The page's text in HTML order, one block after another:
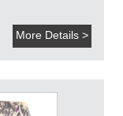
More Details >